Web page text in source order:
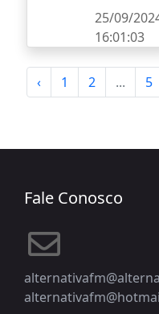
25/09/
16:01:03
‹ 1 2 ... 5
Fale Conosco